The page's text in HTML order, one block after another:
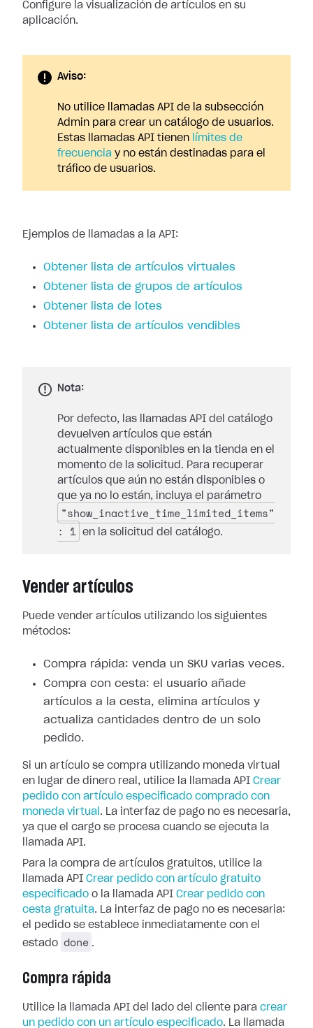
Configure la visualización de artículos en su
aplicación.
Aviso:
No utilice llamadas API de la subsección
Admin para crear un catálogo de usuarios.
Estas llamadas API tienen
límites de
frecuencia y no están destinadas para el
tráfico de usuarios.
Ejemplos de llamadas a la API:
Obtener lista de artículos virtuales
Obtener lista de grupos de artículos
Obtener lista de lotes
Obtener lista de artículos vendibles
Nota:
Por defecto, las llamadas API del catálogo
devuelven artículos que están
actualmente disponibles en la tienda en el
momento de la solicitud. Para recuperar
artículos que aún no están disponibles o
que ya no lo están, incluya el parámetro
"show_inactive_time_limited_items"
: 1
en la solicitud del catálogo.
Vender artículos
Puede vender artículos utilizando los siguientes
métodos:
Compra rápida: venda un SKU varias veces.
Compra con cesta: el usuario añade
artículos a la cesta, elimina artículos y
actualiza cantidades dentro de un solo
pedido.
Si un artículo se compra utilizando moneda virtual
en lugar de dinero real, utilice la llamada API Crear
pedido con artículo especificado comprado con
moneda virtual . La interfaz de pago no es necesaria,
ya que el cargo se procesa cuando se ejecuta la
llamada API.
Para la compra de artículos gratuitos, utilice la
llamada API Crear pedido con artículo gratuito
especificado o la llamada API Crear pedido con
cesta gratuita. La interfaz de pago no es necesaria:
el pedido se establece inmediatamente con el
estado
done .
Compra rápida
Utilice la llamada API del lado del cliente para crear
un pedido con un artículo especificado. La llamada